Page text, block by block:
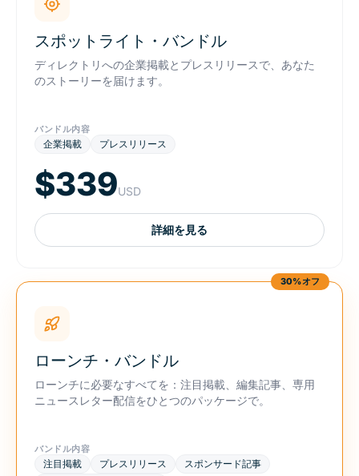
スポットライト・バンドル
ディレクトリへの企業掲載とプレスリリースで、あなた
のストーリーを届けます。
バンドル内容
企業掲載 プレスリリース
$339USD
詳細を見る
30%オフ
ローンチ・バンドル
ローンチに必要なすべてを：注目掲載、編集記事、専用
ニュースレター配信をひとつのパッケージで。
バンドル内容
注目掲載 プレスリリース
スポンサード記事